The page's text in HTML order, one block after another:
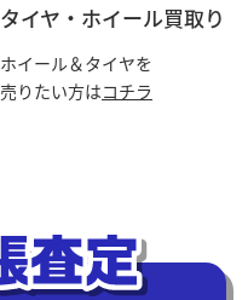
タイヤ・ホイール買取り
ホイール＆タイヤを
売りたい方はコチラ